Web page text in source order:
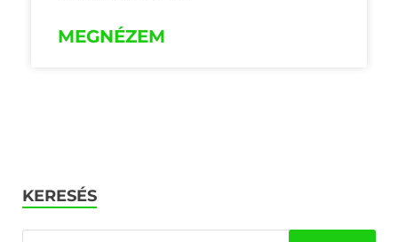
MEGNÉZEM
KERESÉS